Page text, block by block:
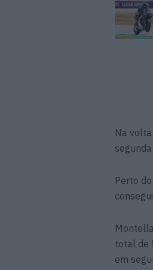
Na
Perto
total de
em